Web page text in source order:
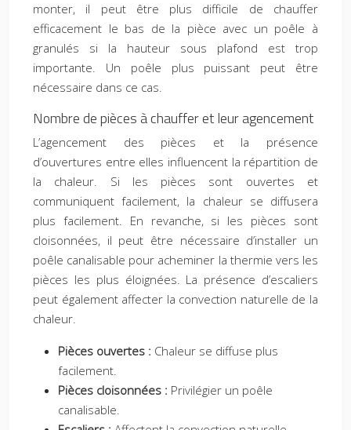
monter, il peut être plus difficile de chauffer
efficacement le bas de la pièce avec un poêle à
granulés si la hauteur sous plafond est trop
importante. Un poêle plus puissant peut être
nécessaire dans ce cas.
Nombre de pièces à chauffer et leur agencement
L’agencement des pièces et la présence
d’ouvertures entre elles influencent la répartition de
la chaleur. Si les pièces sont ouvertes et
communiquent facilement, la chaleur se diffusera
plus facilement. En revanche, si les pièces sont
cloisonnées, il peut être nécessaire d’installer un
poêle canalisable pour acheminer la thermie vers les
pièces les plus éloignées. La présence d’escaliers
peut également affecter la convection naturelle de la
chaleur.
Pièces ouvertes : Chaleur se diffuse plus
facilement.
Pièces cloisonnées : Privilégier un poêle
canalisable.